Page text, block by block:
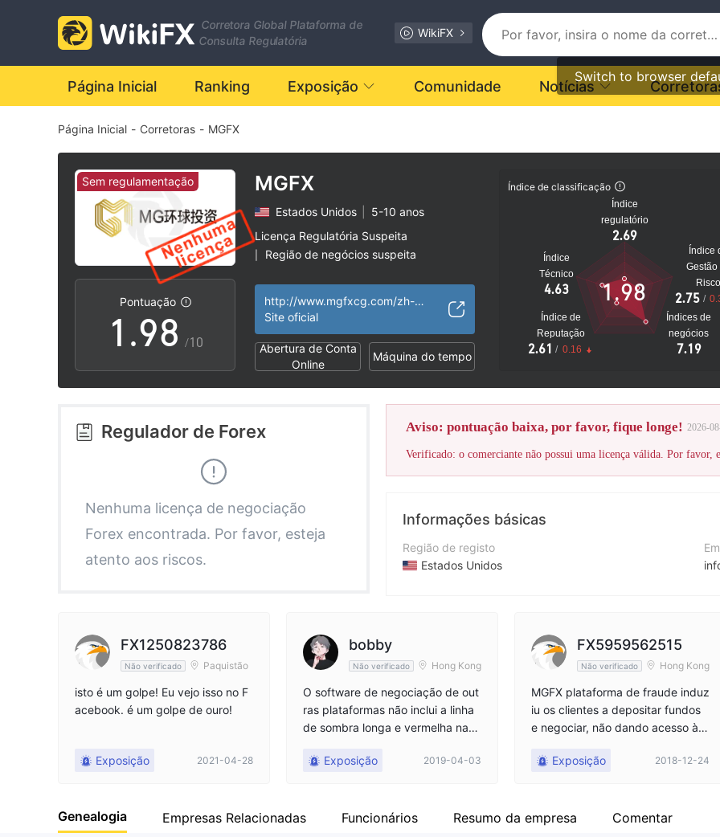
Corretora Global Plataforma de
Consulta Regulatória
WikiFX
Switch to browser
Página Inicial Ranking Exposição Comunidade Notícias
Página Inicial - Corretoras - MGFX
Sem regulamentação
Pontuação
0
1
2
3
5
6
8
9
.
3
4
5
6
7
8
9
2
3
4
5
6
7
8
9
/10
MGFX
Estados Unidos
5-10 anos
Licença Regulatória Suspeita
Região de negócios suspeita
http://www.mgfxcg.com/zh-cn/
Site oficial
Abertura de Conta
Online
Máquina do tempo
Índice de classificação
Índice
regulatório
2.69
Índice
Técnico
4.63
Índice de
Reputação
2.61 / 0.16
Índices de
negócios
7.19
Índice
Gestão
2.75 /
1.98
Regulador de Forex
Nenhuma licença de negociação
Forex encontrada. Por favor, esteja
atento aos riscos.
Aviso: pontuação baixa, por favor, fique longe! 2026-
Verificado: o comerciante não possui uma licença válida. Por favor,
Informações básicas
Região de registo
Estados Unidos
FX1250823786
Não verificado Paquistão
isto é um golpe! Eu vejo isso no F
acebook. é um golpe de ouro!
Exposição 2021-04-28
bobby
Não verificado Hong Kong
O software de negociação de out
ras plataformas não inclui a linha
de sombra longa e vermelha nas f
ngida.Exposição 2019-04-03
FX5959562515
Não verificado Hong Kong
MGFX plataforma de fraude induz
iu os clientes a depositar fundos
e negociar, não dando acesso à r
ustiça para mim.
Exposição 2018-12-24
Genealogia Empresas Relacionadas Funcionários Resumo da empresa Comentar